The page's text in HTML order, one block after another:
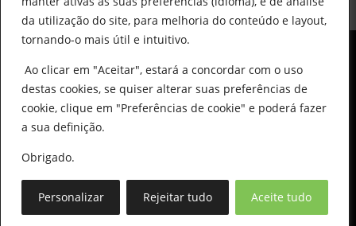
da utilização do site, para melhoria do conteúdo e layout,
tornando-o mais útil e intuitivo.
Ao clicar em "Aceitar", estará a concordar com o uso
destas cookies, se quiser alterar suas preferências de
cookie, clique em "Preferências de cookie" e poderá fazer
a sua definição.
Obrigado.
Personalizar Rejeitar tudo Aceite tudo
© All Copyright 2025 by Delarobia.pt